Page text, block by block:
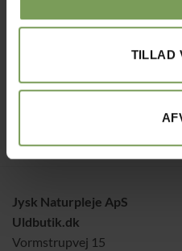
TILLAD
TILBEHØR
Jysk Naturpleje ApS
Uldbutik.dk
Vormstrupvej 15